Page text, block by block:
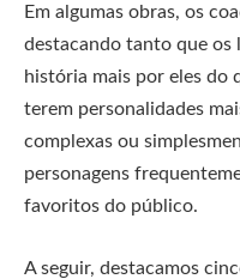
Em algumas obras, os
destacando tanto que os
história mais por eles do
terem personalidades
complexas ou
personagens
favoritos do público.
A seguir, destacamos